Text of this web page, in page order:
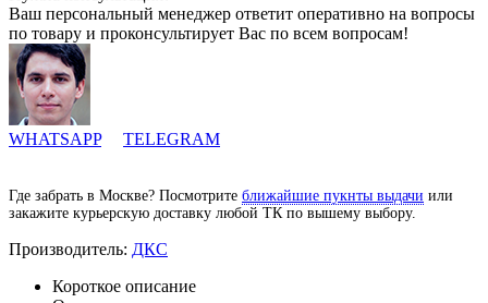
Ваш персональный менеджер ответит оперативно на вопросы
по товару и проконсультирует Вас по всем вопросам!
WHATSAPP TELEGRAM
Где забрать в Москве? Посмотрите ближайшие пукнты выдачи или
закажите курьерскую доставку любой ТК по вышему выбору.
Производитель: ДКС
Короткое описание